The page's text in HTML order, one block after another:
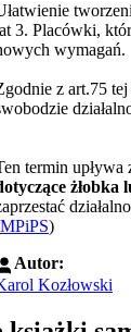
3. Placówki,
wymagań.
z art.75
termin upływa
żłobka
MPiPS)
Autor:
Kozłowski